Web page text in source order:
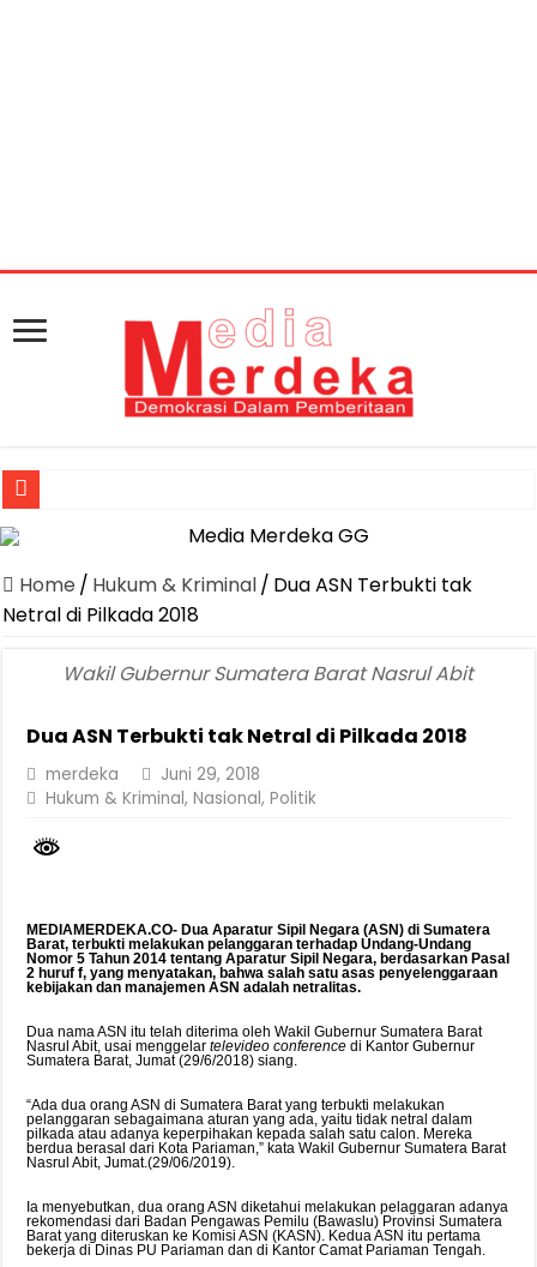
Jasa Raharja Serahkan Santunan kepada Ahli Waris Korban
Dirut Jasa Raharja Dampingi Wamenhub Tinjau Penanganan
Pastikan Pelayanan Maksimal, Direksi Jasa Raharja Tinjau Korban
Gelar Audiensi, Jasa Raharja dan Kementerian PANRB Perkuat
Berkontribusi terhadap Keselamatan dan Mobilitas Masyarakat,
Pengesahan Raperda APBD 2025 Jadi Langkah Penguatan
Home / Hukum & Kriminal/ Dua ASN Terbukti tak
Netral di Pilkada 2018
Wakil Gubernur Sumatera Barat Nasrul Abit
Dua ASN Terbukti tak Netral di Pilkada 2018
merdeka
Juni 29, 2018
Hukum & Kriminal,Nasional,Politik
MEDIAMERDEKA.CO- Dua Aparatur Sipil Negara (ASN) di Sumatera
Barat, terbukti melakukan pelanggaran terhadap Undang-Undang
Nomor 5 Tahun 2014 tentang Aparatur Sipil Negara, berdasarkan Pasal
2 huruf f, yang menyatakan, bahwa salah satu asas penyelenggaraan
kebijakan dan manajemen ASN adalah netralitas.
Dua nama ASN itu telah diterima oleh Wakil Gubernur Sumatera Barat
Nasrul Abit, usai menggelartelevideo conference di Kantor Gubernur
Sumatera Barat, Jumat (29/6/2018) siang.
“Ada dua orang ASN di Sumatera Barat yang terbukti melakukan
pelanggaran sebagaimana aturan yang ada, yaitu tidak netral dalam
pilkada atau adanya keperpihakan kepada salah satu calon. Mereka
berdua berasal dari Kota Pariaman,” kata Wakil Gubernur Sumatera Barat
Nasrul Abit, Jumat.(29/06/2019).
Ia menyebutkan, dua orang ASN diketahui melakukan pelaggaran adanya
rekomendasi dari Badan Pengawas Pemilu (Bawaslu) Provinsi Sumatera
Barat yang diteruskan ke Komisi ASN (KASN). Kedua ASN itu pertama
bekerja di Dinas PU Pariaman dan di Kantor Camat Pariaman Tengah.